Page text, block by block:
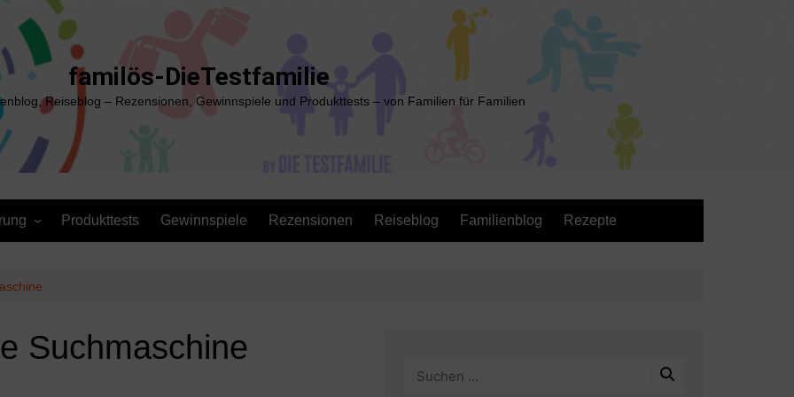
familös-DieTestfamilie
Reiseblog – Rezensionen, Gewinnspiele und Produkttests – von Familien für Familien
Produkttests Gewinnspiele Rezensionen Reiseblog Familienblog Rezepte
Suchmaschine